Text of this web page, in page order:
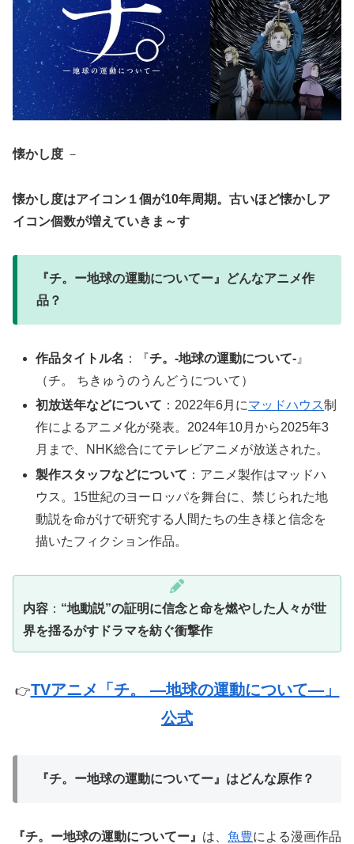
懐かし度 －
懐かし度はアイコン１個が10年周期。古いほど懐かしア
イコン個数が増えていきま～す
『チ。ー地球の運動についてー』どんなアニメ作
品？
作品タイトル名 ：『チ。-地球の運動について- 』
（チ。 ちきゅうのうんどうについて）
初放送年などについて ：2022年6月にマッドハウス制
作によるアニメ化が発表。2024年10月から2025年3
月まで、NHK総合にてテレビアニメが放送された。
製作スタッフなどについて ：アニメ製作はマッドハ
ウス。15世紀のヨーロッパを舞台に、禁じられた地
動説を命がけで研究する人間たちの生き様と信念を
描いたフィクション作品。
内容 ： “地動説”の証明に信念と命を燃やした人々が世
界を揺るがすドラマを紡ぐ衝撃作
👉TVアニメ「チ。 ―地球の運動について―」
公式
『チ。ー地球の運動についてー』はどんな原作？
『チ。ー地球の運動についてー』 は、 魚豊による漫画作品